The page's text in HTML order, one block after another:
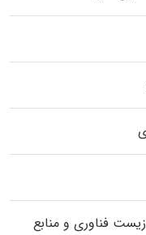
فناوری و منابع